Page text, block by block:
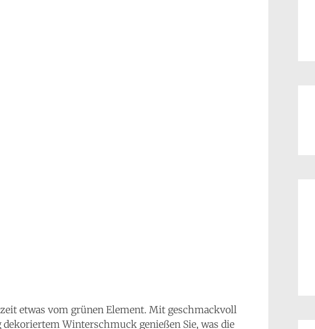
etwas vom grünen Element. Mit geschmackvoll
Winterschmuck genießen Sie, was die